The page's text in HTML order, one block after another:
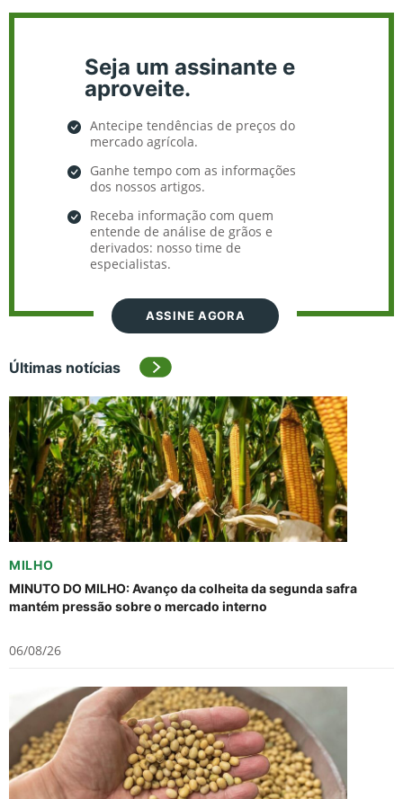
Seja um assinante e
aproveite.
Antecipe tendências de preços do
mercado agrícola.
Ganhe tempo com as informações
dos nossos artigos.
Receba informação com quem
entende de análise de grãos e
derivados: nosso time de
especialistas.
ASSINE AGORA
Últimas notícias
MILHO
MINUTO DO MILHO: Avanço da colheita da segunda safra
mantém pressão sobre o mercado interno
06/08/26